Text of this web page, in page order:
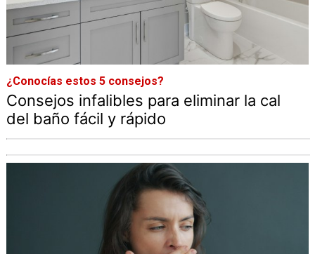
¿Conocías estos 5 consejos?
Consejos infalibles para eliminar la cal
del baño fácil y rápido